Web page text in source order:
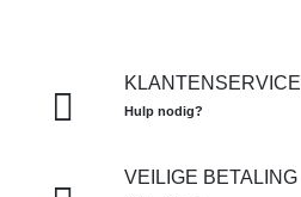
KLANTENSERVICE
Hulp nodig?
VEILIGE BETALING